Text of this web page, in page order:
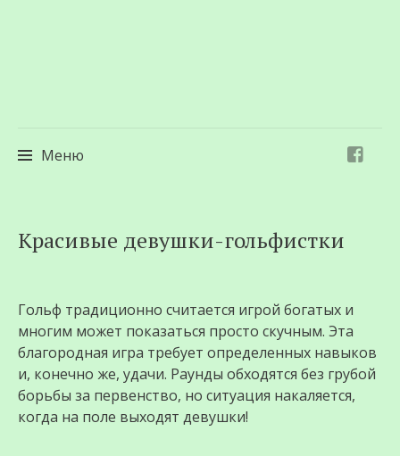
Меню
к
Красивые девушки-гольфистки
Гольф традиционно считается игрой богатых и
многим может показаться просто скучным. Эта
благородная игра требует определенных навыков
и, конечно же, удачи. Раунды обходятся без грубой
борьбы за первенство, но ситуация накаляется,
когда на поле выходят девушки!